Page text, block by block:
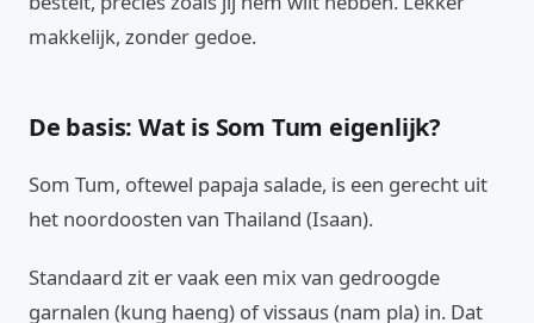
makkelijk, zonder gedoe.
De basis: Wat is Som Tum eigenlijk?
Som Tum, oftewel papaja salade, is een gerecht uit
het noordoosten van Thailand (Isaan).
Standaard zit er vaak een mix van gedroogde
garnalen (kung haeng) of vissaus (nam pla) in. Dat